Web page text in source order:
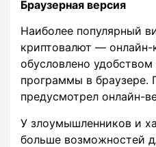
Браузерная версия
Наиболее популярный
криптовалют — онлайн-
обусловлено удобством
программы в браузере.
предусмотрел онлайн-
У злоумышленников и
больше возможностей